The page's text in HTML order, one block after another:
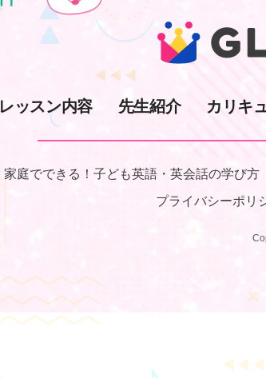
レッスン内容 先生紹介 カリキ
家庭でできる！子ども英語・英会話の学び方
プライバシーポリ